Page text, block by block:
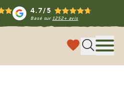
4.7/5
Basé sur1252+ avis